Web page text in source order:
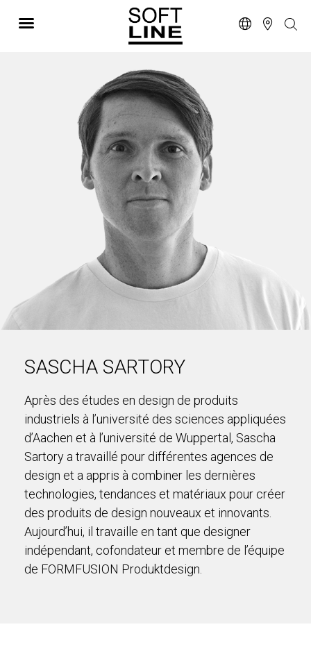
SASCHA SARTORY
Après des études en design de produits
industriels à l’université des sciences appliquées
d’Aachen et à l’université de Wuppertal, Sascha
Sartory a travaillé pour différentes agences de
design et a appris à combiner les dernières
technologies, tendances et matériaux pour créer
des produits de design nouveaux et innovants.
Aujourd’hui, il travaille en tant que designer
indépendant, cofondateur et membre de l’équipe
de FORMFUSION Produktdesign.